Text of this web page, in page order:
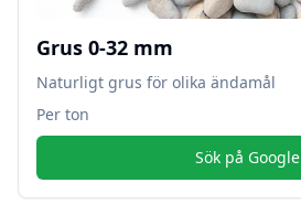
Grus 0-32 mm
Naturligt grus för olika ändamål
Per ton
Sök på Google